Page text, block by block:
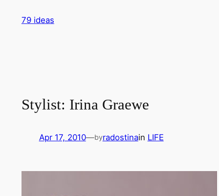
79 ideas
Stylist: Irina Graewe
Apr 17, 2010—byradostinain LIFE